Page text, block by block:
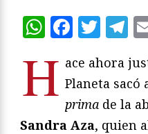
H ace ahora
Planeta sacó
prima de la
Sandra Aza, quien